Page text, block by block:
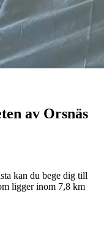
av Orsnäs
kan du bege dig till
ligger inom 7,8 km